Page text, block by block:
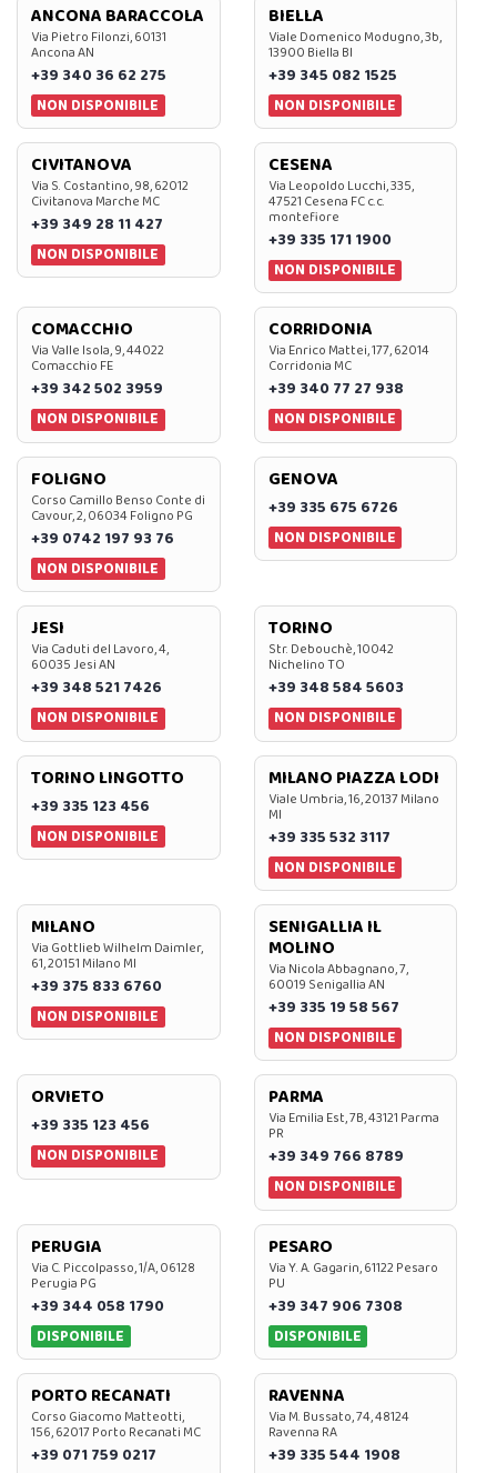
ANCONA BARACCOLA
Via Pietro Filonzi, 60131
Ancona AN
+39 340 36 62 275
NON DISPONIBILE
BIELLA
Viale Domenico Modugno, 3b,
13900 Biella BI
+39 345 082 1525
NON DISPONIBILE
CIVITANOVA
Via S. Costantino, 98, 62012
Civitanova Marche MC
+39 349 28 11 427
NON DISPONIBILE
CESENA
Via Leopoldo Lucchi, 335,
47521 Cesena FC c.c.
montefiore
+39 335 171 1900
NON DISPONIBILE
COMACCHIO
Via Valle Isola, 9, 44022
Comacchio FE
+39 342 502 3959
NON DISPONIBILE
CORRIDONIA
Via Enrico Mattei, 177, 62014
Corridonia MC
+39 340 77 27 938
NON DISPONIBILE
FOLIGNO
Corso Camillo Benso Conte di
Cavour, 2, 06034 Foligno PG
+39 0742 197 93 76
NON DISPONIBILE
GENOVA
+39 335 675 6726
NON DISPONIBILE
JESI
Via Caduti del Lavoro, 4,
60035 Jesi AN
+39 348 521 7426
NON DISPONIBILE
TORINO
Str. Debouchè, 10042
Nichelino TO
+39 348 584 5603
NON DISPONIBILE
TORINO LINGOTTO
+39 335 123 456
NON DISPONIBILE
MILANO PIAZZA LODI
Viale Umbria, 16, 20137 Milano
MI
+39 335 532 3117
NON DISPONIBILE
MILANO
Via Gottlieb Wilhelm Daimler,
61, 20151 Milano MI
+39 375 833 6760
NON DISPONIBILE
SENIGALLIA IL
MOLINO
Via Nicola Abbagnano, 7,
60019 Senigallia AN
+39 335 19 58 567
NON DISPONIBILE
ORVIETO
+39 335 123 456
NON DISPONIBILE
PARMA
Via Emilia Est, 7B, 43121 Parma
PR
+39 349 766 8789
NON DISPONIBILE
PERUGIA
Via C. Piccolpasso, 1/A, 06128
Perugia PG
+39 344 058 1790
DISPONIBILE
PESARO
Via Y. A. Gagarin, 61122 Pesaro
PU
+39 347 906 7308
DISPONIBILE
PORTO RECANATI
Corso Giacomo Matteotti,
156, 62017 Porto Recanati MC
+39 071 759 0217
RAVENNA
Via M. Bussato, 74, 48124
Ravenna RA
+39 335 544 1908